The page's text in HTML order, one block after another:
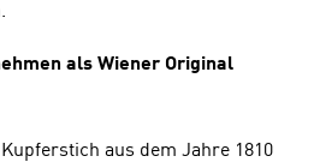
als Wiener Original
aus dem Jahre 1810